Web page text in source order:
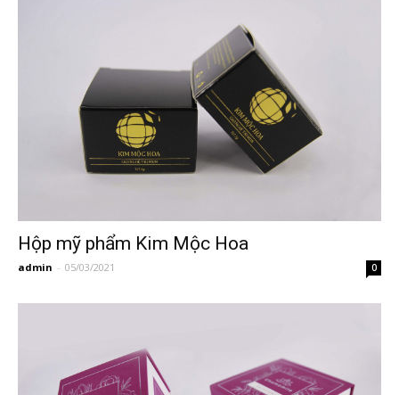
Hộp mỹ phẩm Kim Mộc Hoa
admin - 05/03/2021 0